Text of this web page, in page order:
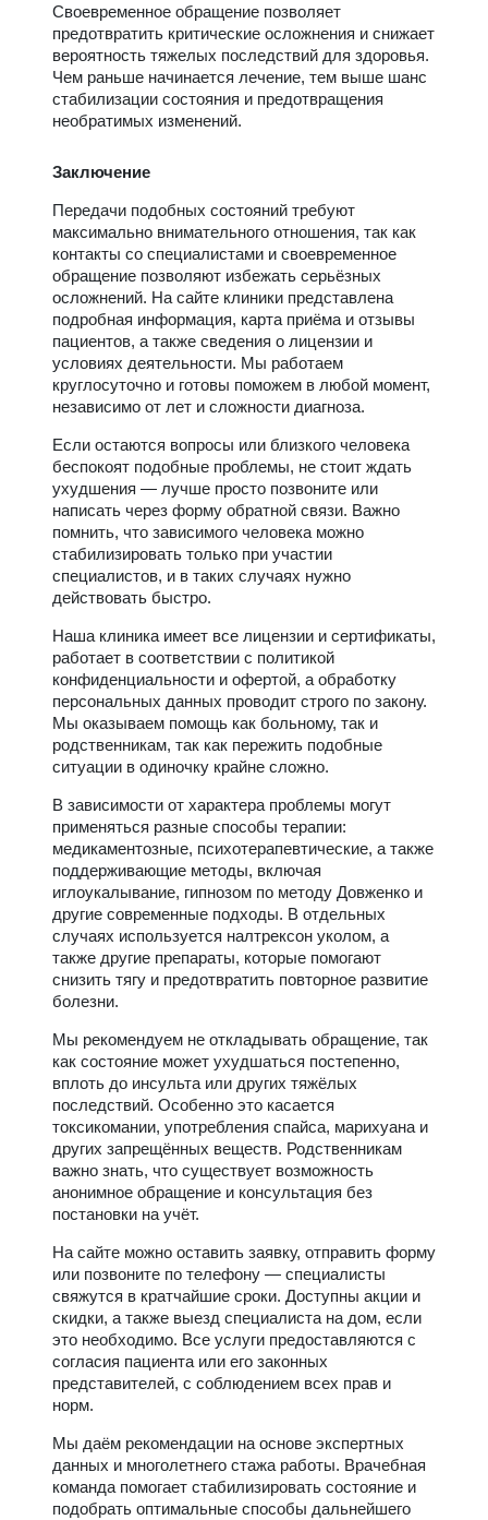
Своевременное обращение позволяет
предотвратить критические осложнения и снижает
вероятность тяжелых последствий для здоровья.
Чем раньше начинается лечение, тем выше шанс
стабилизации состояния и предотвращения
необратимых изменений.
Заключение
Передачи подобных состояний требуют
максимально внимательного отношения, так как
контакты со специалистами и своевременное
обращение позволяют избежать серьёзных
осложнений. На сайте клиники представлена
подробная информация, карта приёма и отзывы
пациентов, а также сведения о лицензии и
условиях деятельности. Мы работаем
круглосуточно и готовы поможем в любой момент,
независимо от лет и сложности диагноза.
Если остаются вопросы или близкого человека
беспокоят подобные проблемы, не стоит ждать
ухудшения — лучше просто позвоните или
написать через форму обратной связи. Важно
помнить, что зависимого человека можно
стабилизировать только при участии
специалистов, и в таких случаях нужно
действовать быстро.
Наша клиника имеет все лицензии и сертификаты,
работает в соответствии с политикой
конфиденциальности и офертой, а обработку
персональных данных проводит строго по закону.
Мы оказываем помощь как больному, так и
родственникам, так как пережить подобные
ситуации в одиночку крайне сложно.
В зависимости от характера проблемы могут
применяться разные способы терапии:
медикаментозные, психотерапевтические, а также
поддерживающие методы, включая
иглоукалывание, гипнозом по методу Довженко и
другие современные подходы. В отдельных
случаях используется налтрексон уколом, а
также другие препараты, которые помогают
снизить тягу и предотвратить повторное развитие
болезни.
Мы рекомендуем не откладывать обращение, так
как состояние может ухудшаться постепенно,
вплоть до инсульта или других тяжёлых
последствий. Особенно это касается
токсикомании, употребления спайса, марихуана и
других запрещённых веществ. Родственникам
важно знать, что существует возможность
анонимное обращение и консультация без
постановки на учёт.
На сайте можно оставить заявку, отправить форму
или позвоните по телефону — специалисты
свяжутся в кратчайшие сроки. Доступны акции и
скидки, а также выезд специалиста на дом, если
это необходимо. Все услуги предоставляются с
согласия пациента или его законных
представителей, с соблюдением всех прав и
норм.
Мы даём рекомендации на основе экспертных
данных и многолетнего стажа работы. Врачебная
команда помогает стабилизировать состояние и
подобрать оптимальные способы дальнейшего